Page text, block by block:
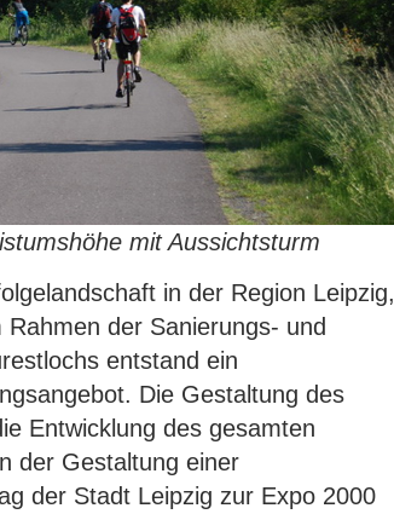
mit Aussichtsturm
in der Region Leipzig,
der Sanierungs- und
entstand ein
Die Gestaltung des
Entwicklung des gesamten
der Gestaltung einer
der Stadt Leipzig zur Expo 2000